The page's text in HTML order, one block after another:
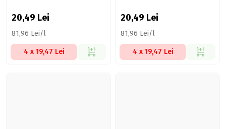
20,49 Lei
81,96 Lei/l
4 x 19,47 Lei
20,49 Lei
81,96 Lei/l
4 x 19,47 Lei